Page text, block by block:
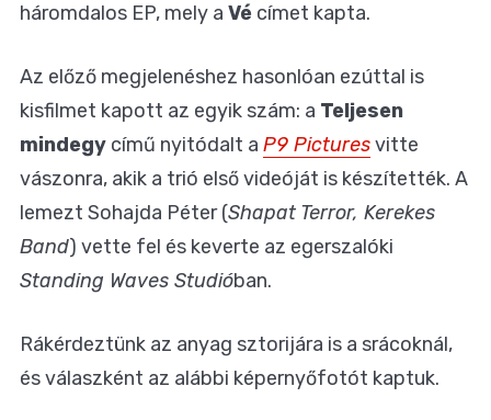
háromdalos EP, mely a Vé címet kapta.
Az előző megjelenéshez hasonlóan ezúttal is
kisfilmet kapott az egyik szám: a Teljesen
mindegy című nyitódalt a P9 Picturesvitte
vászonra, akik a trió első videóját is készítették. A
lemezt Sohajda Péter (Shapat Terror, Kerekes
Band) vette fel és keverte az egerszalóki
Standing Waves Studióban.
Rákérdeztünk az anyag sztorijára is a srácoknál,
és válaszként az alábbi képernyőfotót kaptuk.